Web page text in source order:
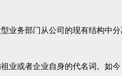
业务部门从公司的现有结构中
业或者企业自身的代名词。如